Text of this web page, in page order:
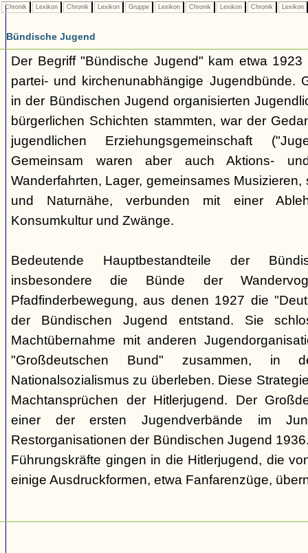
Chronik Lexikon Chronik Lexikon Gruppe Lexikon Chronik Lexikon Chronik Lexikon
Bündische Jugend
Der Begriff "Bündische Jugend" kam etwa
partei- und kirchenunabhängige Jugendbünde.
in der Bündischen Jugend organisierten
bürgerlichen Schichten stammten, war der
jugendlichen Erziehungsgemeinschaft
Gemeinsam waren aber auch Aktions-
Wanderfahrten, Lager, gemeinsames
und Naturnähe, verbunden mit einer
Konsumkultur und Zwänge.
Bedeutende Hauptbestandteile der
insbesondere die Bünde der
Pfadfinderbewegung, aus denen 1927 die
der Bündischen Jugend entstand. Sie
Machtübernahme mit anderen
"Großdeutschen Bund" zusammen,
Nationalsozialismus zu überleben. Diese
Machtansprüchen der Hitlerjugend. Der
einer der ersten Jugendverbände im
Restorganisationen der Bündischen Jugend
Führungskräfte gingen in die Hitlerjugend, die
einige Ausdruckformen, etwa Fanfarenzüge,